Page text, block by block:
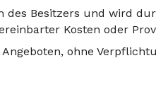
Besitzers und wird
Kosten oder
ohne